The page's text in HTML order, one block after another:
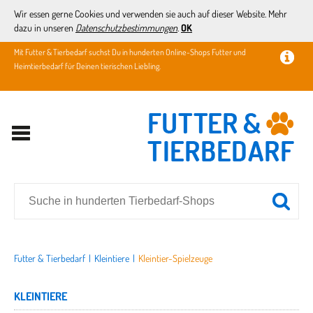
Wir essen gerne Cookies und verwenden sie auch auf dieser Website. Mehr
dazu in unseren Datenschutzbestimmungen. OK
Mit Futter & Tierbedarf suchst Du in hunderten Online-Shops Futter und
Heimtierbedarf für Deinen tierischen Liebling.
Futter & Tierbedarf | Kleintiere | Kleintier-Spielzeuge
KLEINTIERE